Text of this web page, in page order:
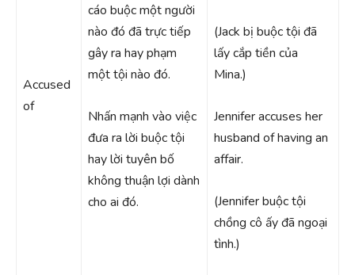
Accused
of
cáo buộc một người
nào đó đã trực tiếp
gây ra hay phạm
một tội nào đó.
Nhấn mạnh vào việc
đưa ra lời buộc tội
hay lời tuyên bố
không thuận lợi dành
cho ai đó.
(Jack bị buộc tội đã
lấy cắp tiền của
Mina.)
Jennifer accuses her
husband of having an
affair.
(Jennifer buộc tội
chồng cô ấy đã ngoại
tình.)